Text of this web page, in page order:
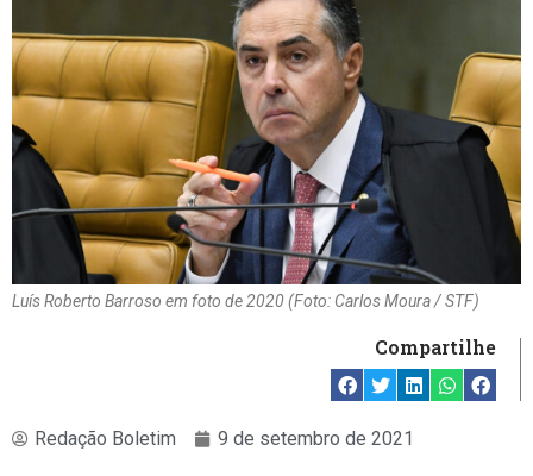
Luís Roberto Barroso em foto de 2020 (Foto: Carlos Moura / STF)
Compartilhe
Redação Boletim 9 de setembro de 2021